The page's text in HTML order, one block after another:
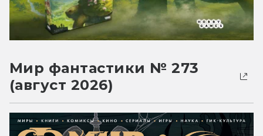
Мир фантастики № 273
(август 2026)